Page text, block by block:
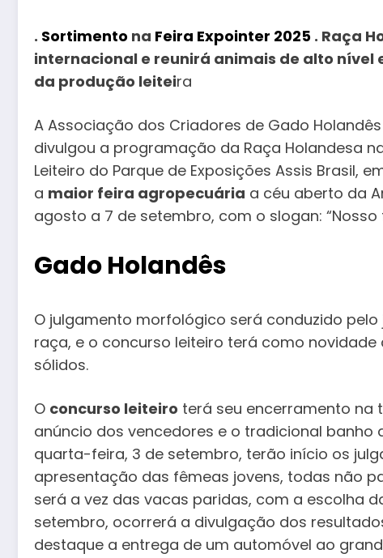
. Sortimento na Feira Expointer 2025 . Raça
internacional e reunirá animais de alto
da produção leiteira
A Associação dos Criadores de Gado
divulgou a programação da Raça Holandesa
Leiteiro do Parque de Exposições Assis Brasil,
a maior feira agropecuária a céu aberto da
agosto a 7 de setembro, com o slogan:
Gado Holandês
O julgamento morfológico será conduzido
raça, e o concurso leiteiro terá como
sólidos.
O concurso leiteiro terá seu encerramento na
anúncio dos vencedores e o tradicional banho
quarta-feira, 3 de setembro, terão início os
apresentação das fêmeas jovens, todas não
será a vez das vacas paridas, com a escolha
setembro, ocorrerá a divulgação dos
destaque a entrega de um automóvel ao